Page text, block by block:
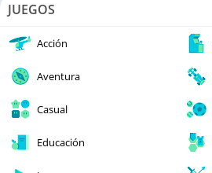
JUEGOS
Acción
Aventura
Casual
Educación